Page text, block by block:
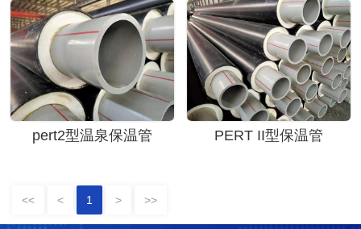
pert2型温泉保温管 PERT II型保温管
<< < 1 > >>